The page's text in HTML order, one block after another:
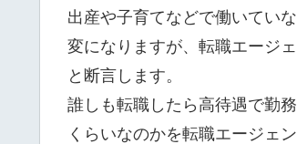
出産や子育てなどで働いてい
変になりますが、転職エージ
と断言します。
誰しも転職したら高待遇で勤
くらいなのかを転職エージェ